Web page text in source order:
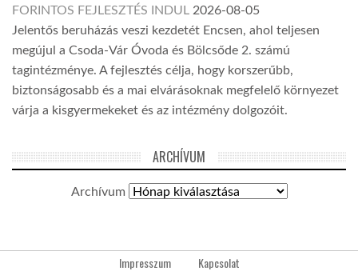
FORINTOS FEJLESZTÉS INDUL 2026-08-05
Jelentős beruházás veszi kezdetét Encsen, ahol teljesen
megújul a Csoda-Vár Óvoda és Bölcsőde 2. számú
tagintézménye. A fejlesztés célja, hogy korszerűbb,
biztonságosabb és a mai elvárásoknak megfelelő környezet
várja a kisgyermekeket és az intézmény dolgozóit.
ARCHÍVUM
Archívum
Impresszum Kapcsolat